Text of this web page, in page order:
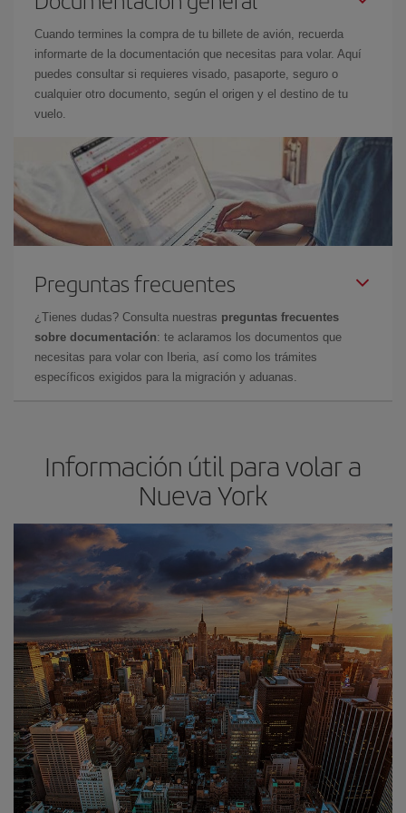
Cuando termines la compra de tu billete de avión, recuerda
informarte de la documentación que necesitas para volar. Aquí
puedes consultar si requieres visado, pasaporte, seguro o
cualquier otro documento, según el origen y el destino de tu
vuelo.
Preguntas frecuentes
¿Tienes dudas? Consulta nuestras preguntas frecuentes
sobre documentación: te aclaramos los documentos que
necesitas para volar con Iberia, así como los trámites
específicos exigidos para la migración y aduanas.
Información útil para volar a
Nueva York